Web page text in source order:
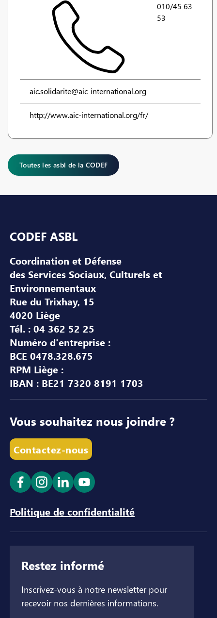
010/45 63
53
aic.solidarite@aic-international.org
http://www.aic-international.org/fr/
Toutes les asbl de la CODEF
CODEF ASBL
Coordination et Défense
des Services Sociaux, Culturels et
Environnementaux
Rue du Trixhay, 15
4020 Liège
Tél. : 04 362 52 25
Numéro d'entreprise :
BCE 0478.328.675
RPM Liège :
IBAN : BE21 7320 8191 1703
Vous souhaitez nous joindre ?
Contactez-nous
Ouvrir le lien dans un nouvel onglet
Ouvrir le lien dans un nouvel onglet
Ouvrir le lien dans un nouvel
Ouvrir le lien dans un
Politique de confidentialité
Restez informé
Inscrivez-vous à notre newsletter pour
recevoir nos dernières informations.